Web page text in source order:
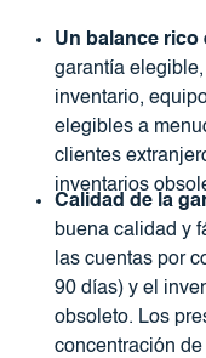
Un balance rico
garantía
inventario,
elegibles a
clientes
inventarios
Calidad de la
buena calidad y
las cuentas por
90 días) y el
obsoleto. Los
concentración